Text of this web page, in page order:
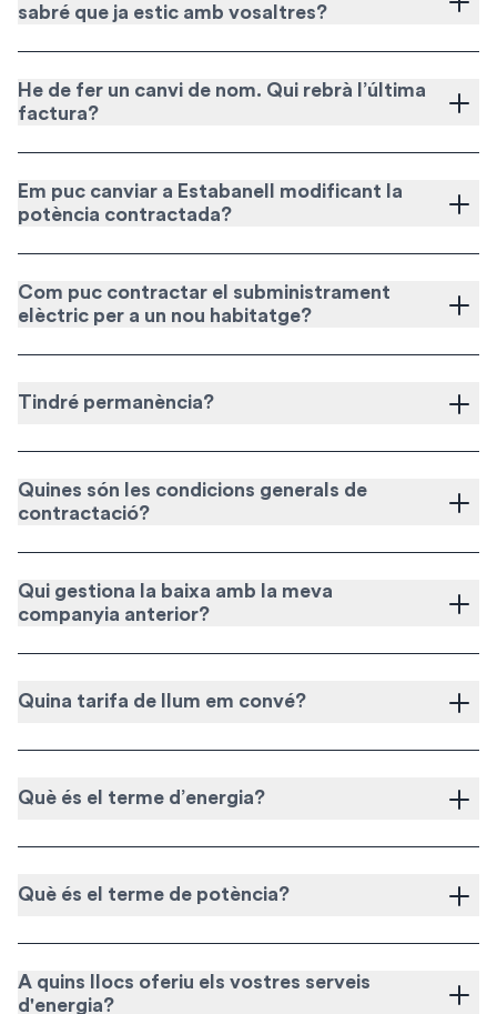
sabré que ja estic amb vosaltres?
He de fer un canvi de nom. Qui rebrà l’última
factura?
Em puc canviar a Estabanell modificant la
potència contractada?
Com puc contractar el subministrament
elèctric per a un nou habitatge?
Tindré permanència?
Quines són les condicions generals de
contractació?
Qui gestiona la baixa amb la meva
companyia anterior?
Quina tarifa de llum em convé?
Què és el terme d’energia?
Què és el terme de potència?
A quins llocs oferiu els vostres serveis
d'energia?